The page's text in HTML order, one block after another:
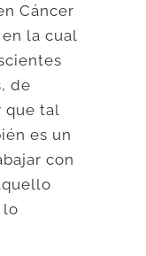
Cáncer
la cual
de
que tal
es un
con
lo